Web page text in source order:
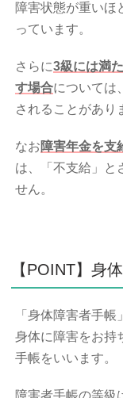
障害状態が重いほ
っています。
さらに3級には満
す場合については
されることがあり
なお障害年金を支
は、「不支給」と
せん。
【POINT】身
「身体障害者手
身体に障害をお持
手帳をいいます。